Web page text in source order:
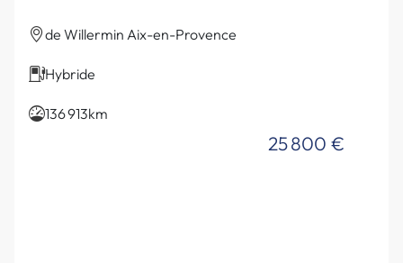
de Willermin Aix-en-Provence
Hybride
136 913km
25 800 €